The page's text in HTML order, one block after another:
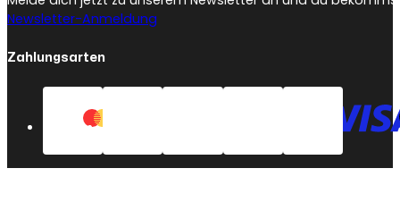
Newsletter-Anmeldung
Zahlungsarten